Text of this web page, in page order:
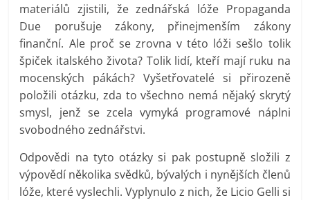
materiálů zjistili, že zednářská lóže Propaganda
Due porušuje zákony, přinejmenším zákony
finanční. Ale proč se zrovna v této lóži sešlo tolik
špiček italského života? Tolik lidí, kteří mají ruku na
mocenských pákách? Vyšetřovatelé si přirozeně
položili otázku, zda to všechno nemá nějaký skrytý
smysl, jenž se zcela vymyká programové náplni
svobodného zednářstvi.
Odpovědi na tyto otázky si pak postupně složili z
výpovědí několika svědků, bývalých i nynějších členů
lóže, které vyslechli. Vyplynulo z nich, že Licio Gelli si